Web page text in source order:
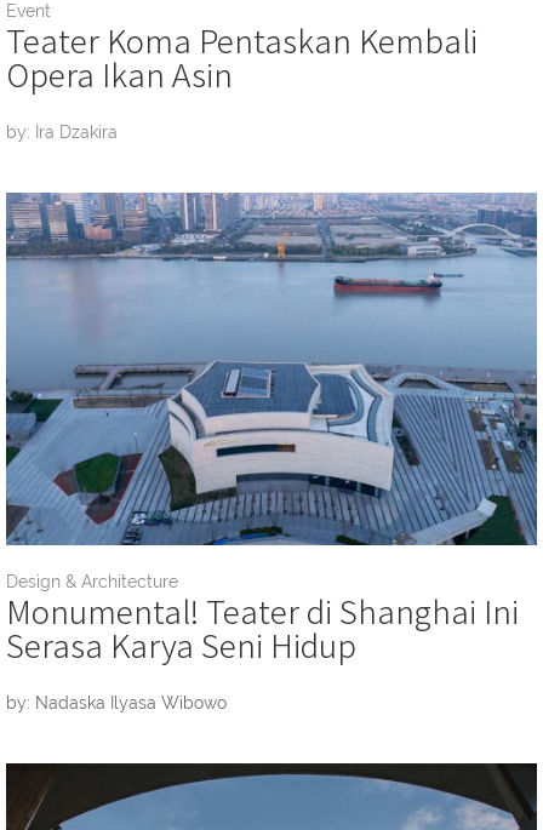
Event
Teater Koma Pentaskan Kembali
Opera Ikan Asin
by: Ira Dzakira
Design & Architecture
Monumental! Teater di Shanghai Ini
Serasa Karya Seni Hidup
by: Nadaska Ilyasa Wibowo